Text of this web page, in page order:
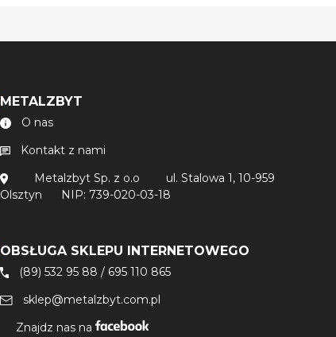
METALZBYT
O nas
Kontakt z nami
Metalzbyt Sp. z o.o
ul. Stalowa 1, 10-959
Olsztyn
NIP: 739-020-03-18
OBSŁUGA SKLEPU INTERNETOWEGO
(89) 532 95 88 / 695 110 865
sklep@metalzbyt.com.pl
Znajdz nas na